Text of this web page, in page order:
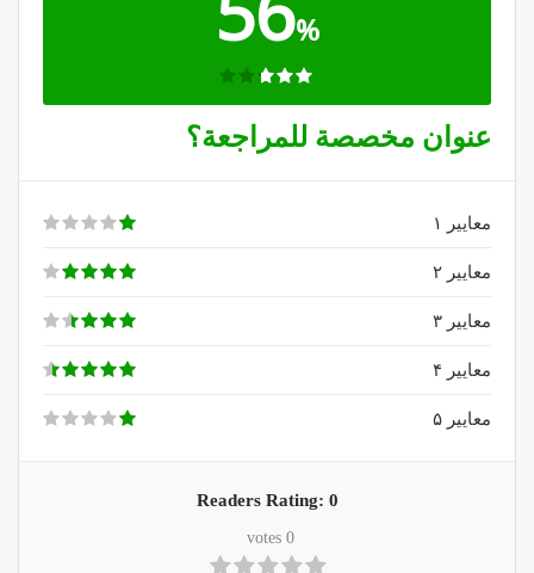
%
عنوان مخصصة للمراجعة؟
معايير ۱
معايير ۲
معايير ۳
معايير ۴
معايير ۵
Readers Rating: 0
0
votes